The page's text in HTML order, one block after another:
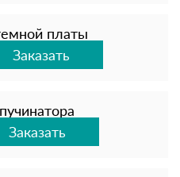
платы
Заказать
Заказать